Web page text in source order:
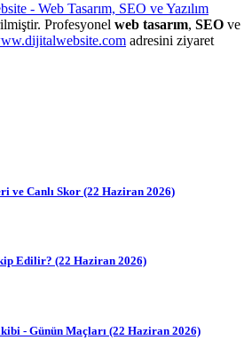
- Web Tasarım, SEO ve Yazılım
Profesyonel web tasarım, SEO ve
adresini ziyaret
ve Canlı Skor (22 Haziran 2026)
Edilir? (22 Haziran 2026)
- Günün Maçları (22 Haziran 2026)